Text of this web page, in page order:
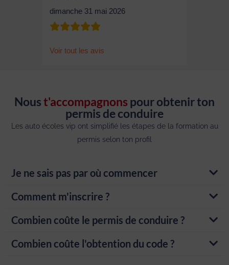
dimanche 31 mai 2026
Voir tout les avis
Noust'accompagnons pour obtenir ton
permis de conduire
Les auto écoles vip ont simplifié les étapes de la formation au
permis selon ton profil
Je ne sais pas par où commencer
Comment m'inscrire ?
Combien coûte le permis de conduire ?
Combien coûte l'obtention du code ?